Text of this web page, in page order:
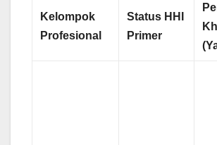
Kelompok
Profesional
Status HHI
Primer